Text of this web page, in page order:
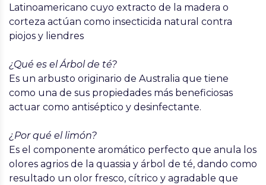
Latinoamericano cuyo extracto de la madera o
corteza actúan como insecticida natural contra
piojos y liendres
¿Qué es el Árbol de té?
Es un arbusto originario de Australia que tiene
como una de sus propiedades más beneficiosas
actuar como antiséptico y desinfectante.
¿Por qué el limón?
Es el componente aromático perfecto que anula los
olores agrios de la quassia y árbol de té, dando como
resultado un olor fresco, cítrico y agradable que